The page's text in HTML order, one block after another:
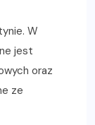
W
jest
oraz
ze